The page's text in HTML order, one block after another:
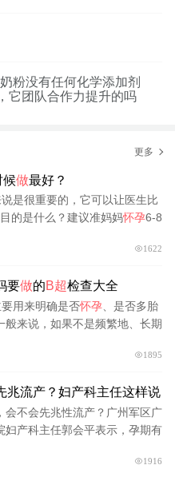
粉没有任何化学添加剂
它团队合作力提升的吗
更多
候做最好？
是很重要的，它可以让医生比
的是什么？建议准妈妈怀孕6-8
1622
要做的B超检查大全
用来明确是否怀孕、是否多胎
般来说，如果不是频繁地、长期
1895
兆流产？妇产科主任这样说
会不会先兆性流产？广州军区广
妇产科主任郭会平表示，孕期有
1916